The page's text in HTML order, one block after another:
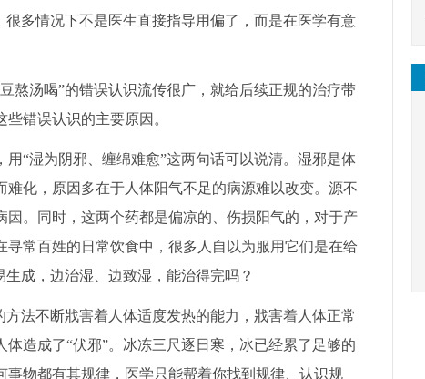
多情况下不是医生直接指导用偏了，而是在医学有意
熬汤喝”的错误认识流传很广，就给后续正规的治疗带
错误认识的主要原因。
“湿为阴邪、缠绵难愈”这两句话可以说清。湿邪是体
化，原因多在于人体阳气不足的病源难以改变。源不
。同时，这两个药都是偏凉的、伤损阳气的，对于产
常百姓的日常饮食中，很多人自以为服用它们是在给
成，边治湿、边致湿，能治得完吗？
法不断戕害着人体适度发热的能力，戕害着人体正常
造成了“伏邪”。冰冻三尺逐日寒，冰已经累了足够的
物都有其规律，医学只能帮着你找到规律、认识规